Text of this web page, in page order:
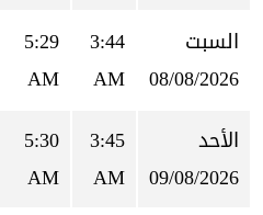
السبت
08/08/2026
3:44
AM
5:29
AM
الأحد
09/08/2026
3:45
AM
5:30
AM